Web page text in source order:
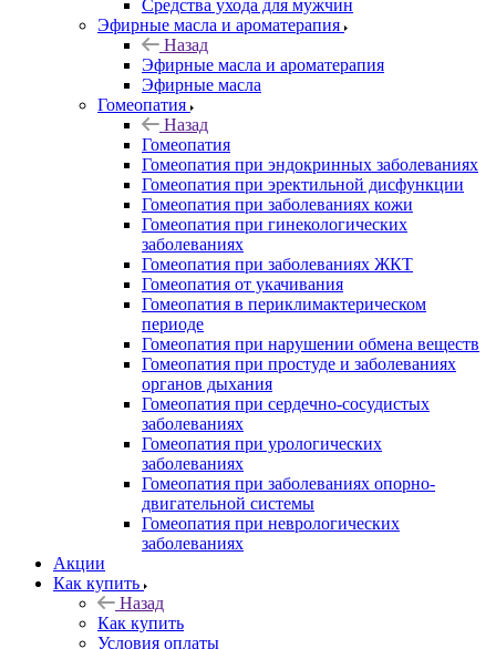
Средства ухода для мужчин
Эфирные масла и ароматерапия
Назад
Эфирные масла и ароматерапия
Эфирные масла
Гомеопатия
Назад
Гомеопатия
Гомеопатия при эндокринных заболеваниях
Гомеопатия при эректильной дисфункции
Гомеопатия при заболеваниях кожи
Гомеопатия при гинекологических
заболеваниях
Гомеопатия при заболеваниях ЖКТ
Гомеопатия от укачивания
Гомеопатия в периклимактерическом
периоде
Гомеопатия при нарушении обмена веществ
Гомеопатия при простуде и заболеваниях
органов дыхания
Гомеопатия при сердечно-сосудистых
заболеваниях
Гомеопатия при урологических
заболеваниях
Гомеопатия при заболеваниях опорно-
двигательной системы
Гомеопатия при неврологических
заболеваниях
Акции
Как купить
Назад
Как купить
Условия оплаты